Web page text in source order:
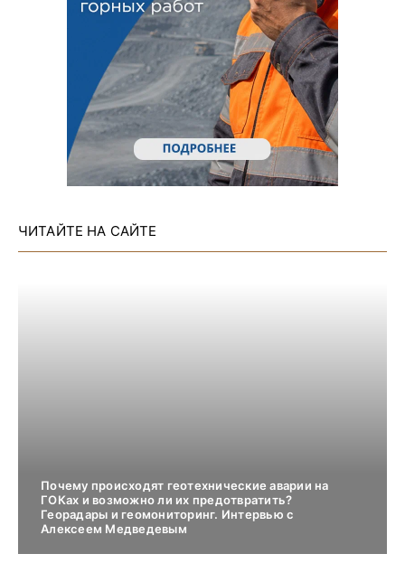
ЧИТАЙТЕ НА САЙТЕ
Почему происходят геотехнические аварии на
ГОКах и возможно ли их предотвратить?
Георадары и геомониторинг. Интервью с
Алексеем Медведевым